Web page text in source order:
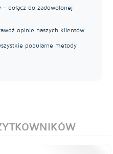
- dołącz do zadowolonej
opinie naszych klientów
popularne metody